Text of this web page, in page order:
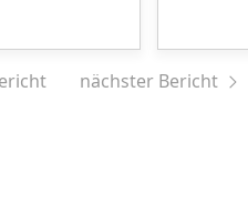
nächster Bericht